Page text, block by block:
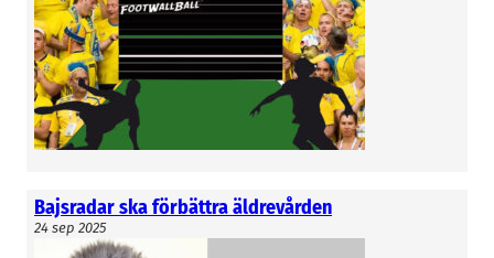
Bajsradar ska förbättra äldrevården
24 sep 2025